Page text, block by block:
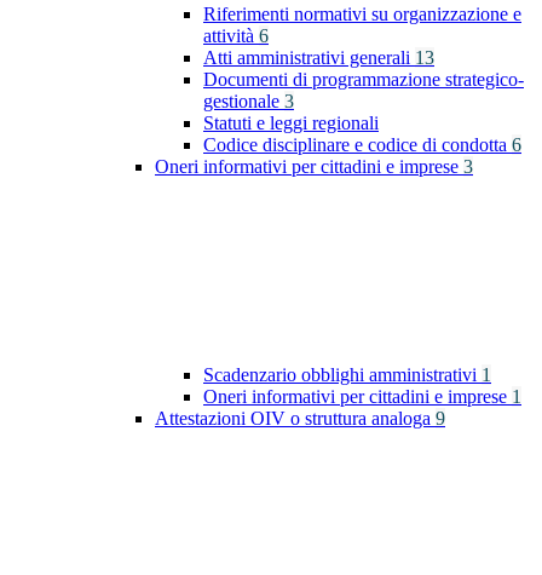
Riferimenti normativi su organizzazione e
attività 6
Atti amministrativi generali 13
Documenti di programmazione strategico-
gestionale 3
Statuti e leggi regionali
Codice disciplinare e codice di condotta 6
Oneri informativi per cittadini e imprese 3
Scadenzario obblighi amministrativi 1
Oneri informativi per cittadini e imprese 1
Attestazioni OIV o struttura analoga 9